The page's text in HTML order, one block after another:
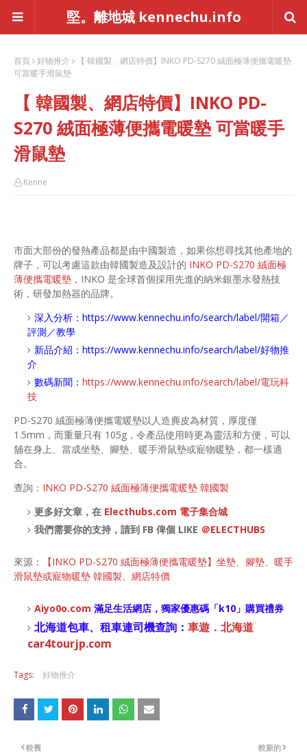
堅。離地城 kennechu.info
首頁 好物推介
【 韓國製、網店特價】INKO PD-S270 絨面極薄便攜電暖墊
可當暖手滑鼠墊
【 韓國製、網店特價】INKO PD-
S270 絨面極薄便攜電暖墊 可當暖手
滑鼠墊
Kenne
市面大部份的發熱產品都是由中國製造，如果你想尋找其他產地的
牌子，可以考慮這款由韓國製造及設計的 INKO PD-S270 絨面極
薄便攜電暖墊 ，INKO 是全球首個採用先進的納米銀墨水發熱技
術，研發加熱器的品牌。
深入分析： https://www.kennechu.info/search/label/開箱／
評測／教學
新品介紹： https://www.kennechu.info/search/label/好物推
介
數碼新聞： https://www.kennechu.info/search/label/電玩科
技
PD-S270 絨面極薄便攜電暖墊以人造麂皮為材質，厚度僅
1.5mm，而重量只有 105g，令產品使用時更為靈活和方便，可以
舖在身上、當成坐墊、腳墊、暖手滑鼠墊或寵物暖墊，都一樣適
合。
查詢： INKO PD-S270 絨面極薄便攜電暖墊 韓國製
更多好文章，在 Electhubs.com 電子集合城
我們需要你的支持，請到 FB 俾個 LIKE ＠ELECTHUBS
來源：
【INKO PD-S270 絨面極薄便攜電暖墊】坐墊、腳墊、暖手
滑鼠墊或寵物暖墊 韓國製、網店特價
Aiyo0o.com 滿足生活網店， 獨家優惠碼「k10 」購買禮券
北海道包車、租車連司機查詢： 車遊．北海道
car4tourjp.com
Tags: 好物推介
較新的
較舊